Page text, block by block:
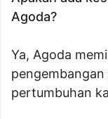
Agoda?
Ya, Agoda
pertumbuhan